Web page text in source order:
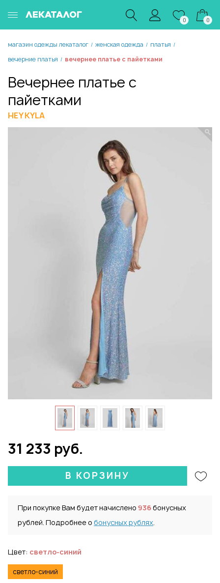
ЛЕКАТАЛОГ
0 0
магазин одежды лекаталог / женская одежда / платья /
вечерние платья / вечернее платье с пайетками
Вечернее платье с
пайетками
HEY KYLA
31 233 руб.
В КОРЗИНУ
При покупке Вам будет начислено 936бонусных
рублей. Подробнее о бонусных рублях.
Цвет: светло-синий
светло-синий